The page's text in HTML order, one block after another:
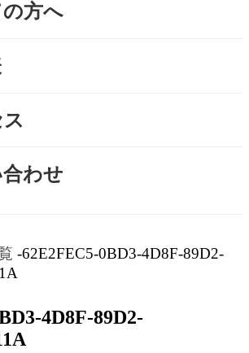
方へ
わせ
-62E2FEC5-0BD3-4D8F-89D2-
4D8F-89D2-